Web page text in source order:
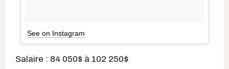
See on Instagram
Salaire : 84 050$ à 102 250$